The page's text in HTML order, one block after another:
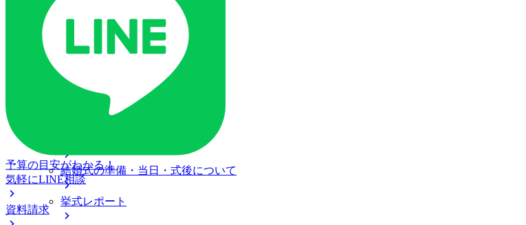
ご予約・お問い合わせ
ブライダルフェア
ブライダルフェア一覧
ブライダルフェアの基礎知識
結婚式の準備・当日・式後について
挙式レポート
予算の目安がわかる！
気軽にLINE相談
資料請求